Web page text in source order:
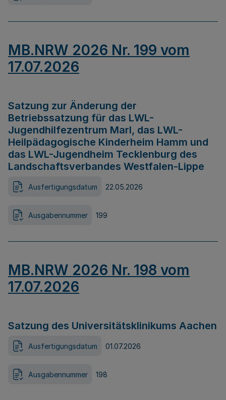
MB.NRW 2026 Nr. 199 vom
17.07.2026
Satzung zur Änderung der
Betriebssatzung für das LWL-
Jugendhilfezentrum Marl, das LWL-
Heilpädagogische Kinderheim Hamm und
das LWL-Jugendheim Tecklenburg des
Landschaftsverbandes Westfalen-Lippe
Ausfertigungsdatum 22.05.2026
Ausgabennummer 199
MB.NRW 2026 Nr. 198 vom
17.07.2026
Satzung des Universitätsklinikums Aachen
Ausfertigungsdatum 01.07.2026
Ausgabennummer 198